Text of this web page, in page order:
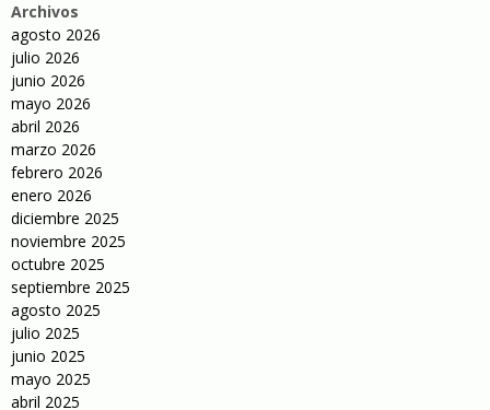
Archivos
agosto 2026
julio 2026
junio 2026
mayo 2026
abril 2026
marzo 2026
febrero 2026
enero 2026
diciembre 2025
noviembre 2025
octubre 2025
septiembre 2025
agosto 2025
julio 2025
junio 2025
mayo 2025
abril 2025